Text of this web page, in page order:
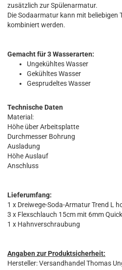
zusätzlich zur Spülenarmatur.
Die Sodaarmatur kann mit beliebigen
kombiniert werden.
Gemacht für 3 Wasserarten:
Ungekühltes Wasser
Gekühltes Wasser
Gesprudeltes Wasser
Technische Daten
Material:
Höhe über Arbeitsplatte
Durchmesser Bohrung
Ausladung
Höhe Auslauf
Anschluss
Lieferumfang:
1 x Dreiwege-Soda-Armatur Trend L
3 x Flexschlauch 15cm mit 6mm
1 x Hahnverschraubung
Angaben zur Produktsicherheit:
Hersteller: Versandhandel Thomas